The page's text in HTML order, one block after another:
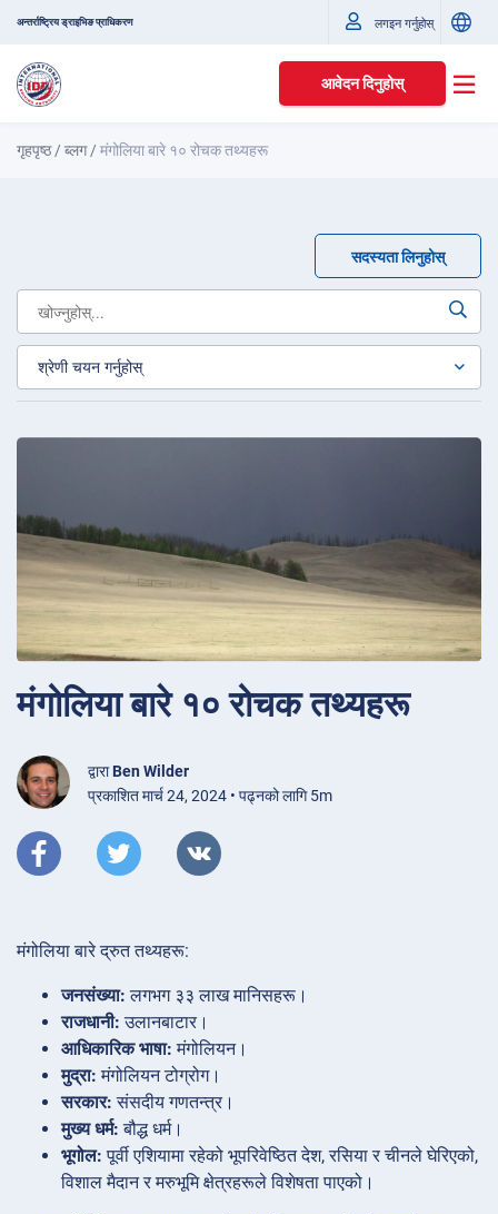
अन्तर्राष्ट्रिय ड्राइभिङ प्राधिकरण लगइन गर्नुहोस्
आवेदन दिनुहोस्
गृहपृष्ठ/ब्लग/मंगोलिया बारे १० रोचक तथ्यहरू
सदस्यता लिनुहोस्
मंगोलिया बारे १० रोचक तथ्यहरू
द्वाराBen Wilder
प्रकाशित मार्च 24, 2024 • पढ्नको लागि 5m
मंगोलिया बारे द्रुत तथ्यहरू:
जनसंख्या: लगभग ३३ लाख मानिसहरू।
राजधानी: उलानबाटार।
आधिकारिक भाषा: मंगोलियन।
मुद्रा: मंगोलियन टोग्रोग।
सरकार: संसदीय गणतन्त्र।
मुख्य धर्म: बौद्ध धर्म।
भूगोल: पूर्वी एशियामा रहेको भूपरिवेष्ठित देश, रसिया र चीनले घेरिएको,
विशाल मैदान र मरुभूमि क्षेत्रहरूले विशेषता पाएको।